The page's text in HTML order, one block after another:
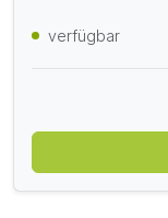
verfügbar